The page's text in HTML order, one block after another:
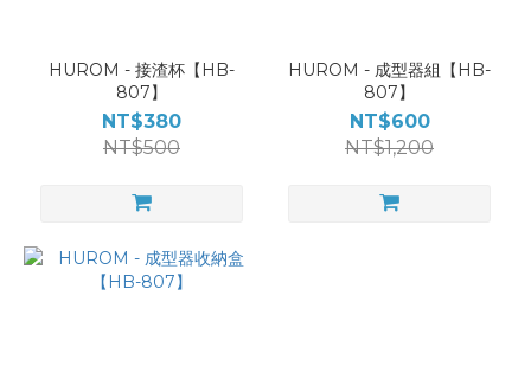
HUROM - 接渣杯【HB-
807】
NT$380
NT$500
HUROM - 成型器組【HB-
807】
NT$600
NT$1,200